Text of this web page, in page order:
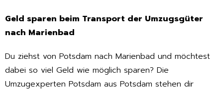
Geld sparen beim Transport der Umzugsgüter
nach Marienbad
Du ziehst von Potsdam nach Marienbad und möchtest
dabei so viel Geld wie möglich sparen? Die
Umzugexperten Potsdam aus Potsdam stehen dir